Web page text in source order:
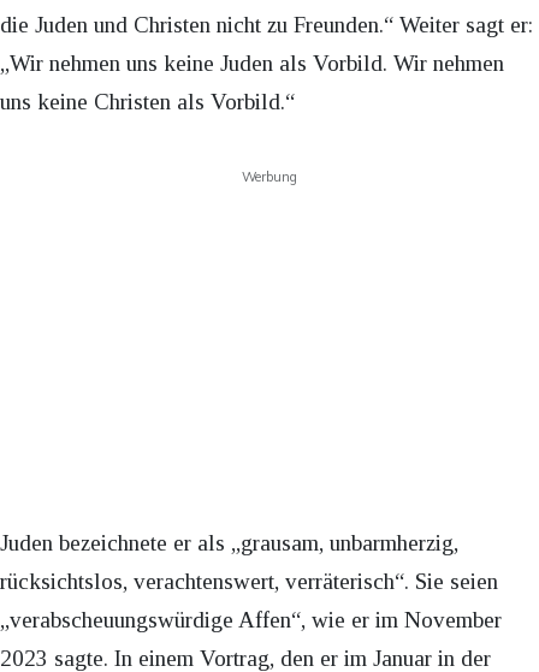
die Juden und Christen nicht zu Freunden.“ Weiter sagt er:
„Wir nehmen uns keine Juden als Vorbild. Wir nehmen
uns keine Christen als Vorbild.“
Werbung
Juden bezeichnete er als „grausam, unbarmherzig,
rücksichtslos, verachtenswert, verräterisch“. Sie seien
„verabscheuungswürdige Affen“, wie er im November
2023 sagte. In einem Vortrag, den er im Januar in der